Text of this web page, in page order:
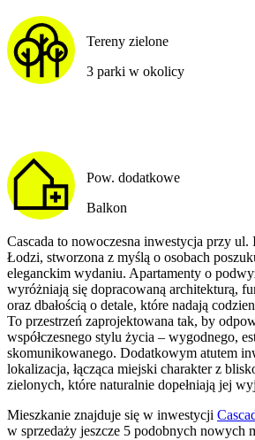
Tereny zielone
3 parki w okolicy
Pow. dodatkowe
Balkon
Cascada to nowoczesna inwestycja przy
Łodzi, stworzona z myślą o osobach
eleganckim wydaniu. Apartamenty o
wyróżniają się dopracowaną architekturą,
oraz dbałością o detale, które nadają
To przestrzeń zaprojektowana tak, by
współczesnego stylu życia – wygodnego,
skomunikowanego. Dodatkowym atutem
lokalizacja, łącząca miejski charakter z
zielonych, które naturalnie dopełniają jej
Mieszkanie znajduje się w inwestycji
w sprzedaży jeszcze 5 podobnych nowych